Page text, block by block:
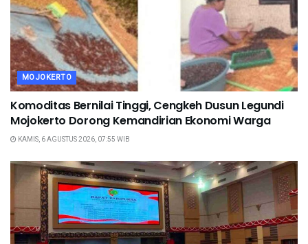
MOJOKERTO
Komoditas Bernilai Tinggi, Cengkeh Dusun Legundi
Mojokerto Dorong Kemandirian Ekonomi Warga
KAMIS, 6 AGUSTUS 2026, 07:55 WIB